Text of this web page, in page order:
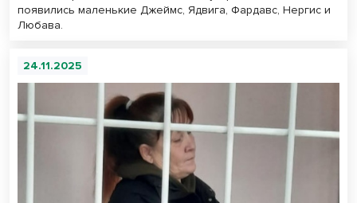
появились маленькие Джеймс, Ядвига, Фардавс, Нергис и
Любава.
24.11.2025